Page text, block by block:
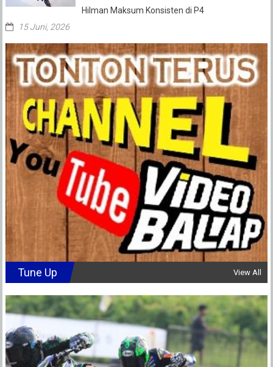
Hilman Maksum Konsisten di P4
15 Juni, 2026
Tune Up View All